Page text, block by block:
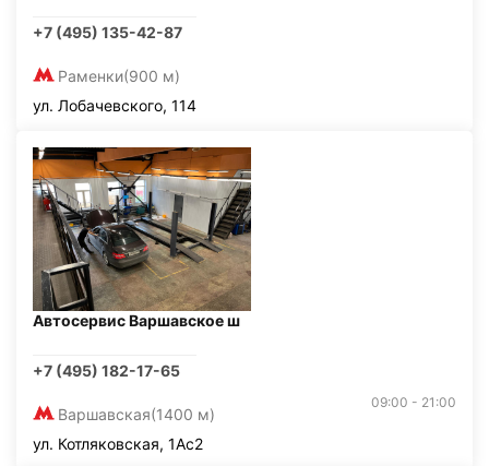
+7 (495) 135-42-87
Раменки(900 м)
ул. Лобачевского, 114
Автосервис Варшавское ш
+7 (495) 182-17-65
Варшавская(1400 м)
09:00 - 21:00
ул. Котляковская, 1Ас2